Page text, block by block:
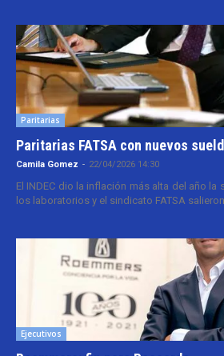
Paritarias
Paritarias FATSA con nuevos
Camila Gomez - 22/04/2026 14:30
El INDEC dio la inflación más alta del año la
los laboratorios y el sindicato FATSA salieron
Ejecutivos